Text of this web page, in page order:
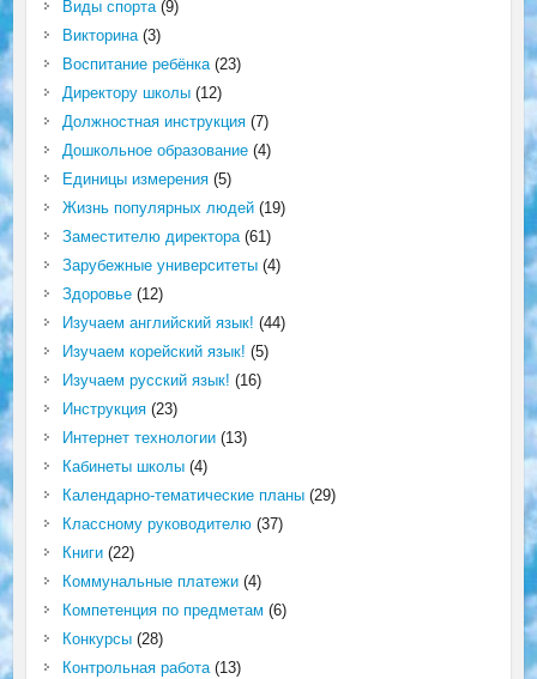
Виды спорта(9)
Викторина(3)
Воспитание ребёнка(23)
Директору школы(12)
Должностная инструкция(7)
Дошкольное образование(4)
Единицы измерения(5)
Жизнь популярных людей(19)
Заместителю директора(61)
Зарубежные университеты(4)
Здоровье(12)
Изучаем английский язык! (44)
Изучаем корейский язык! (5)
Изучаем русский язык! (16)
Инструкция(23)
Интернет технологии(13)
Кабинеты школы(4)
Календарно-тематические планы(29)
Классному руководителю(37)
Книги(22)
Коммунальные платежи(4)
Компетенция по предметам (6)
Конкурсы(28)
Контрольная работа(13)